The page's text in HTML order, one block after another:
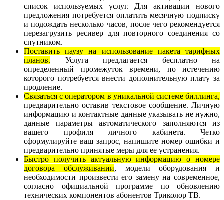
список используемых услуг. Для активации нового
предложения потребуется оплатить месячную подписку
и подождать несколько часов, после чего рекомендуется
перезагрузить ресивер для повторного соединения со
спутником.
Поставить паузу на использование пакета тарифных
планов. Услуга предлагается бесплатно на
определенный промежуток времени, по истечению
которого потребуется внести дополнительную плату за
продление.
Связаться с оператором в уникальной системе биллинга,
предварительно оставив текстовое сообщение. Личную
информацию и контактные данные указывать не нужно,
данные параметры автоматического заполняются из
вашего профиля личного кабинета. Четко
сформулируйте ваш запрос, напишите номер ошибки и
предварительно принятые меры для ее устранения.
Быстро получить актуальную информацию о номере
договора обслуживании, модели оборудования и
необходимости произвести его замену на современное,
согласно официальной программе по обновлению
технических компонентов абонентов Триколор ТВ.